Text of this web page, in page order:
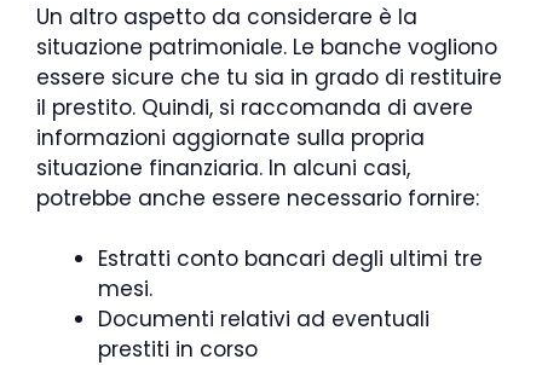
Un altro aspetto da considerare è la
situazione patrimoniale. Le banche vogliono
essere sicure che tu sia in grado di restituire
il prestito. Quindi, si raccomanda di avere
informazioni aggiornate sulla propria
situazione finanziaria. In alcuni casi,
potrebbe anche essere necessario fornire:
Estratti conto bancari degli ultimi tre
mesi.
Documenti relativi ad eventuali
prestiti in corso